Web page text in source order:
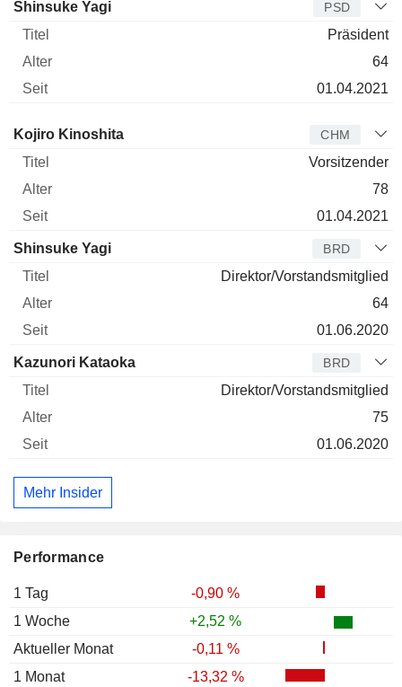
Performance
1 Tag
-0,90 %
1 Woche
+2,52 %
Aktueller Monat
-0,11 %
1 Monat
-13,32 %
Shinsuke Yagi PSD
Präsident
64
01.04.2021
Verwaltungsratsmitglied
Kojiro Kinoshita CHM
Vorsitzender
78
01.04.2021
Shinsuke Yagi BRD
Direktor/Vorstandsmitglied
64
01.06.2020
Kazunori Kataoka BRD
Direktor/Vorstandsmitglied
75
01.06.2020
Mehr Insider